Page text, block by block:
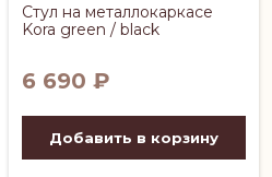
Стул на металлокаркасе
Kora green / black
6 690 ₽
Добавить в корзину